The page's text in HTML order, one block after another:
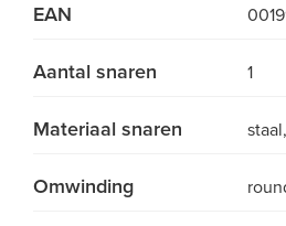
EAN
Aantal snaren 1
Materiaal snaren
Omwinding